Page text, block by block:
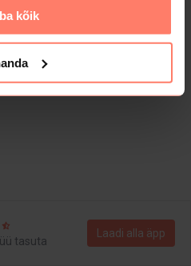
kõik
tasuta
Laadi alla äpp